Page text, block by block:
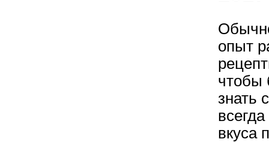
опыт
чтобы
знать
вкуса